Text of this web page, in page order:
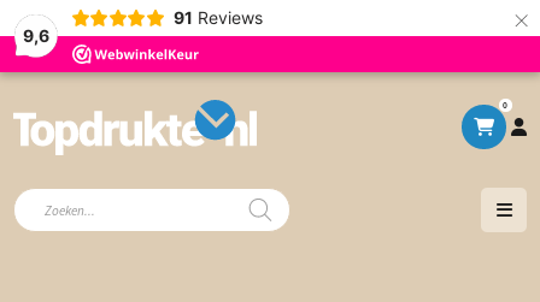
9,6
91 Reviews ×
0
Producten
zoeken